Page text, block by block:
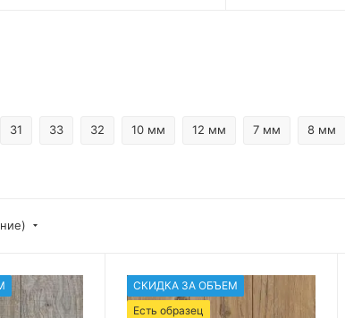
31 33 32 10 мм 12 мм 7 мм 8 мм
СКИДКА ЗА ОБЪЕМ
Есть образец